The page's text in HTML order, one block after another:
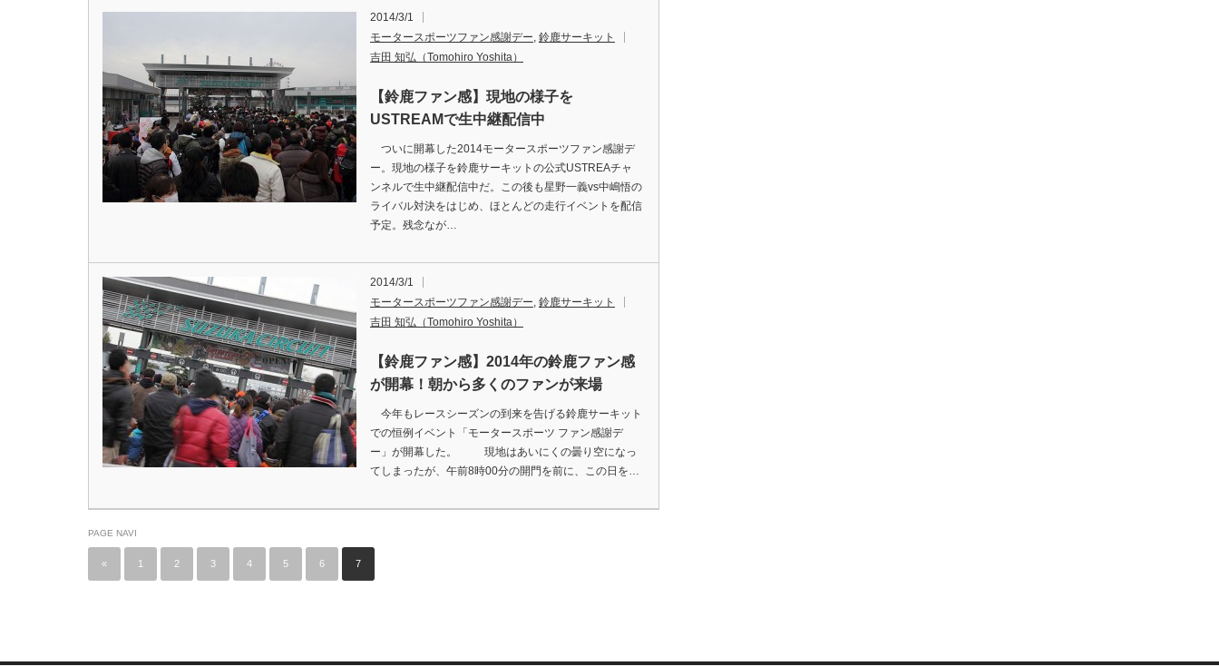
2014/3/1
モータースポーツファン感謝デー, 鈴鹿サーキット
吉田 知弘（Tomohiro Yoshita）
【鈴鹿ファン感】現地の様子を
USTREAMで生中継配信中
ついに開幕した2014モータースポーツファン感謝デ
ー。現地の様子を鈴鹿サーキットの公式USTREAチャ
ンネルで生中継配信中だ。この後も星野一義vs中嶋悟の
ライバル対決をはじめ、ほとんどの走行イベントを配信
予定。残念なが…
2014/3/1
モータースポーツファン感謝デー, 鈴鹿サーキット
吉田 知弘（Tomohiro Yoshita）
【鈴鹿ファン感】2014年の鈴鹿ファン感
が開幕！朝から多くのファンが来場
今年もレースシーズンの到来を告げる鈴鹿サーキット
での恒例イベント「モータースポーツ ファン感謝デ
ー」が開幕した。 現地はあいにくの曇り空になっ
てしまったが、午前8時00分の開門を前に、この日を…
PAGE NAVI
« 1 2 3 4 5 6 7